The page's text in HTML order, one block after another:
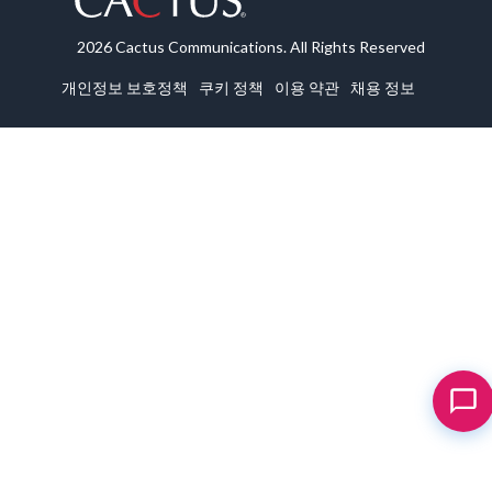
2026 Cactus Communications. All Rights Reserved
개인정보 보호정책 쿠키 정책 이용 약관 채용 정보